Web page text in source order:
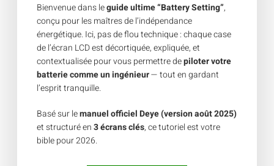
Bienvenue dans leguide ultime “Battery Setting”,
conçu pour les maîtres de l’indépendance
énergétique. Ici, pas de flou technique : chaque case
de l’écran LCD est décortiquée, expliquée, et
contextualisée pour vous permettre depiloter votre
batterie comme un ingénieur— tout en gardant
l’esprit tranquille.
Basé sur lemanuel officiel Deye (version août 2025)
et structuré en3 écrans clés, ce tutoriel est votre
bible pour 2026.